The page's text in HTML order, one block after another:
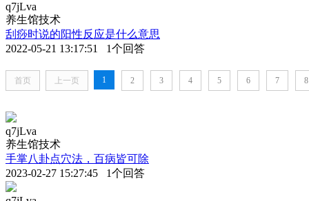
q7jLva
养生馆技术
刮痧时说的阳性反应是什么意思
2022-05-21 13:17:51 1个回答
首页 上一页 1 2 3 4 5 6 7 8
q7jLva
养生馆技术
手掌八卦点穴法，百病皆可除
2023-02-27 15:27:45 1个回答